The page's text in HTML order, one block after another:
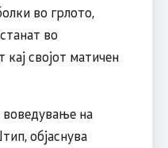
во грлото,
во
кај својот матичен
воведување на
објаснува